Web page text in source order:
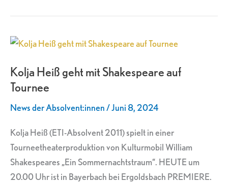
Kolja Heiß geht mit Shakespeare auf
Tournee
News der Absolvent:innen/Juni 8, 2024
Kolja Heiß (ETI-Absolvent 2011) spielt in einer
Tourneetheaterproduktion von Kulturmobil William
Shakespeares „Ein Sommernachtstraum“. HEUTE um
20.00 Uhr ist in Bayerbach bei Ergoldsbach PREMIERE.
Kolja
geht
mit
Tournee